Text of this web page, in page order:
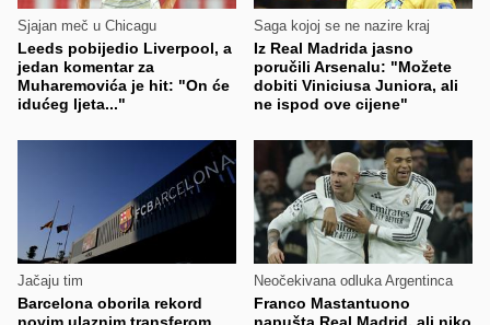
Sjajan meč u Chicagu
Leeds pobijedio Liverpool, a
jedan komentar za
Muharemovića je hit: "On će
idućeg ljeta..."
Saga kojoj se ne nazire kraj
Iz Real Madrida jasno
poručili Arsenalu: "Možete
dobiti Viniciusa Juniora, ali
ne ispod ove cijene"
Jačaju tim
Barcelona oborila rekord
novim ulaznim transferom
Neočekivana odluka Argentinca
Franco Mastantuono
napušta Real Madrid, ali niko